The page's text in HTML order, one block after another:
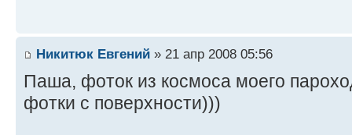
Никитюк Евгений » 21 апр 2008 05:56
Паша, фоток из космоса моего
фотки с поверхности)))